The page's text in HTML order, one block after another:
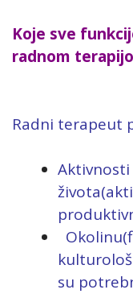
Koje sve
Radni terapeut
Aktivnosti
su